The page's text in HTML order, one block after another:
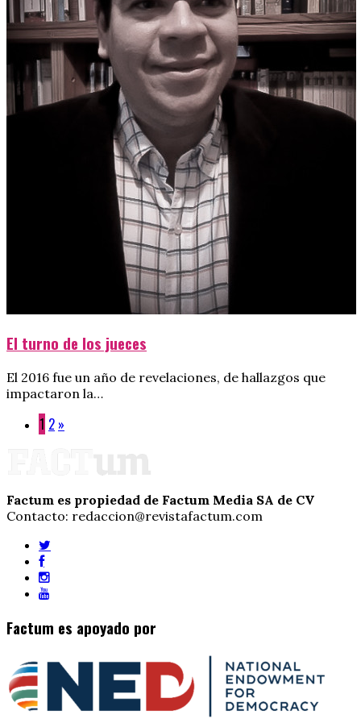
El turno de los jueces
El 2016 fue un año de revelaciones, de hallazgos que
impactaron la…
1 2 »
Factum es propiedad de Factum Media SA de CV
Contacto: redaccion@revistafactum.com
Factum es apoyado por